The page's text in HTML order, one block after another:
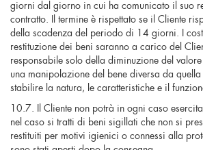
giorni dal giorno in cui ha comunicato il suo
contratto. Il termine è rispettato se il Cliente
della scadenza del periodo di 14 giorni. I
restituzione dei beni saranno a carico del
responsabile solo della diminuzione del
una manipolazione del bene diversa da quella
stabilire la natura, le caratteristiche e il
10.7. Il Cliente non potrà in ogni caso
nel caso si tratti di beni sigillati che non si
restituiti per motivi igienici o connessi alla
sono stati aperti dopo la consegna.